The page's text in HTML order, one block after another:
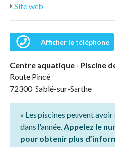
Site web
Afficher le téléphone
Centre aquatique - Piscine
Route Pincé
72300 Sablé-sur-Sarthe
« Les piscines peuvent
dans l'année.Appelez le
pour obtenir plus